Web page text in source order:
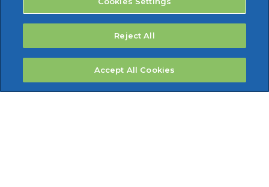
Reject All
Accept All Cookies